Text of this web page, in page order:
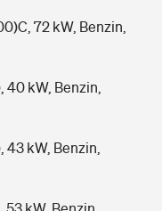
72 kW, Benzin,
40 kW, Benzin,
43 kW, Benzin,